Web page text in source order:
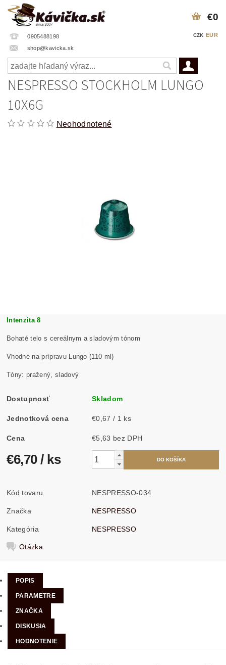
0905488198
shop@kavicka.sk
CZK EUR
€0
NESPRESSO STOCKHOLM LUNGO
10X6G
Neohodnotené
Intenzita 8
Bohaté telo s cereálnym a sladovým tónom
Vhodné na prípravu Lungo (110 ml)
Tóny: pražený, sladový
Dostupnosť Skladom
Jednotková cena €0,67 / 1 ks
Cena €5,63 bez DPH
€6,70/ ks
Kód tovaru NESPRESSO-034
Značka NESPRESSO
Kategória NESPRESSO
Otázka
POPIS
PARAMETRE
ZNAČKA
DISKUSIA
HODNOTENIE